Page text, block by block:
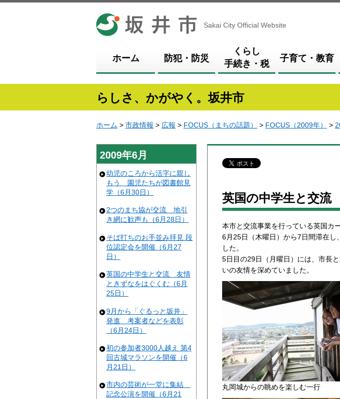
坂井市
Sakai City Official Website
ホーム 防犯・防災
くらし
手続き・税
子育て・教育
らしさ、かがやく。坂井市
ホーム > 市政情報 > 広報 > FOCUS（まちの話題） > FOCUS（2009年） >
2009年6月
幼児のころから活字に親し
もう 園児たちが図書館見
学（6月30日）
2つのまち協が交流 地引
き網に歓声も（6月28日）
そば打ちのお手並み拝見 段
位認定会を開催（6月27
日）
英国の中学生と交流 友情
ときずなをはぐくむ（6月
25日）
9月から「ぐるっと坂井」
発進 考案者などを表彰
（6月24日）
初の参加者3000人越え 第4
回古城マラソンを開催（6
月21日）
市内の芸術が一堂に集結
記念公演を開催（6月21
英国の中学生と交流
本市と交流事業を行っている英国カ
6月25日（木曜日）から7日間滞在し
した。
5日目の29日（月曜日）には、市長
いの友情を深めていました。
丸岡城からの眺めを楽しむ一行